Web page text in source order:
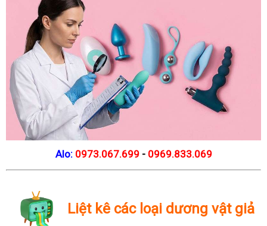
Alo: 0973.067.699 - 0969.833.069
Liệt kê các loại dương vật giả